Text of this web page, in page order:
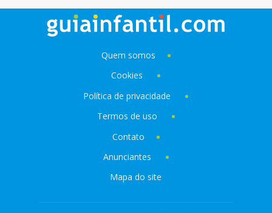
Quem somos
Cookies
Política de privacidade
Termos de uso
Contato
Anunciantes
Mapa do site